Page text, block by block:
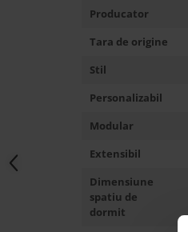
Producator
Tara de origine
Stil
Personalizabil
Modular
Extensibil
Dimensiune
spatiu de
dormit